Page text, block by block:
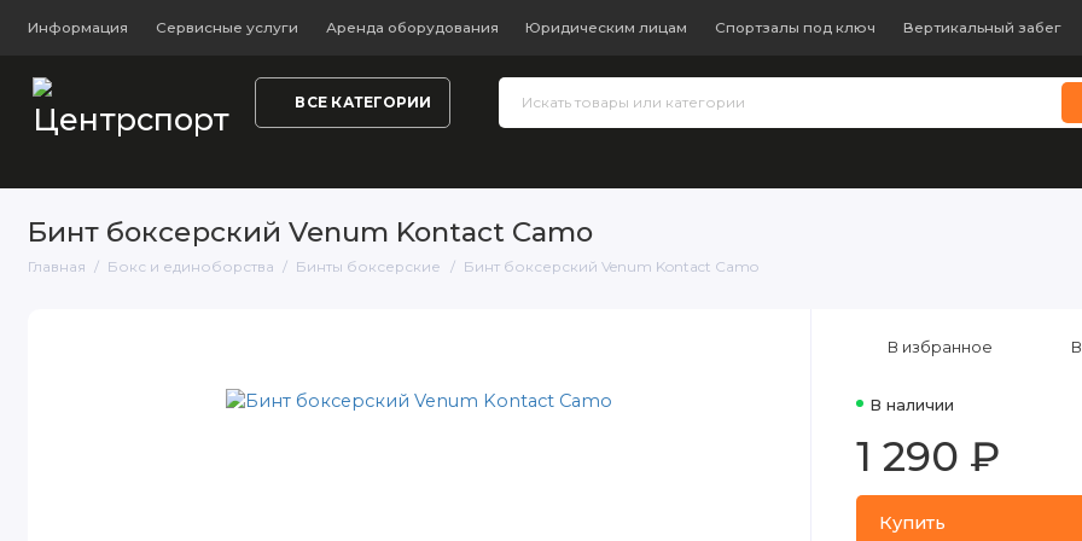
Информация Сервисные услуги Аренда оборудования Юридическим лицам Спортзалы под ключ Вертикальный забег
ВСЕ КАТЕГОРИИ
Бинт боксерский Venum Kontact Camo
Главная Бокс и единоборства Бинты боксерские Бинт боксерский Venum Kontact Camo
В наличии
1 290 ₽
Купить
В избранное